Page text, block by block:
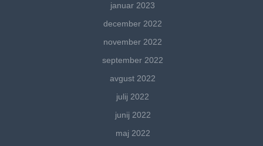
januar 2023
december 2022
november 2022
september 2022
avgust 2022
julij 2022
junij 2022
maj 2022